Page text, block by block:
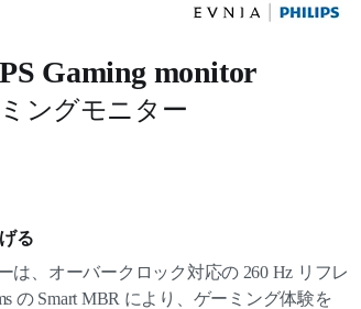
Gaming monitor
ングモニター
る
は、オーバークロック対応の 260 Hz リフレ
の Smart MBR により、ゲーミング体験を